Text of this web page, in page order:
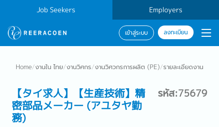
Job Seekers Employers
เข้าสู่ระบบ ลงทะเบียน
Home/งานใน ไทย/งานวิศกร/งานวิศวกรการผลิต (PE)/รายละเอียดงาน
【タイ求人】【生産技術】精
密部品メーカー (アユタヤ勤
務)
รหัส:75679